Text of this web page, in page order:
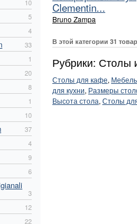
10
5
4
33
1
20
8
1
10
37
4
9
6
3
12
22
Clementin...
Bruno Zampa
В этой категории 31 товар
Рубрики: Столы
Столы для кафе,
для кухни, Размеры
Высота стола, Столы